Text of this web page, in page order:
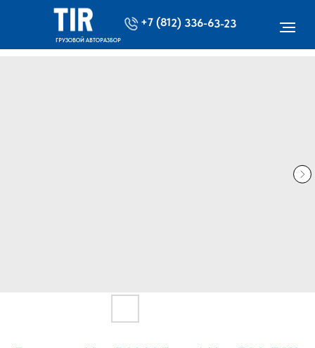
+7 (812) 336-63-23
ГРУЗОВОЙ АВТОРАЗБОР